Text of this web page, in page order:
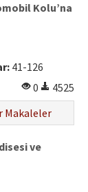
Kolu’na
41-126
0
4525
Makaleler
ve